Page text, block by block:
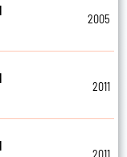
2005
2011
2011